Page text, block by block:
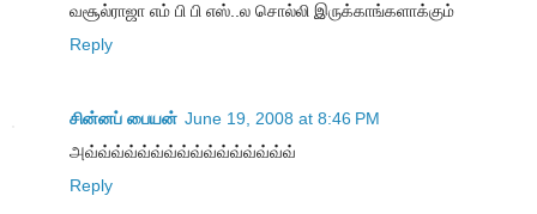
வசூல்ராஜா எம் பி பி எஸ்..ல சொல்லி இருக்காங்களாக்கும்
Reply
சின்னப் பையன் June 19, 2008 at 8:46 PM
அவ்வ்வ்வ்வ்வ்வ்வ்வ்வ்வ்வ்வ்வ்வ்வ்
Reply